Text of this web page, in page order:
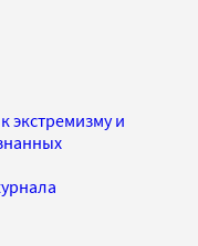
экстремизму и